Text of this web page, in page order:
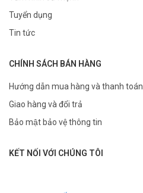
Tuyển dụng
Tin tức
CHÍNH SÁCH BÁN HÀNG
Hướng dẫn mua hàng và thanh toán
Giao hàng và đổi trả
Bảo mật bảo vệ thông tin
KẾT NỐI VỚI CHÚNG TÔI